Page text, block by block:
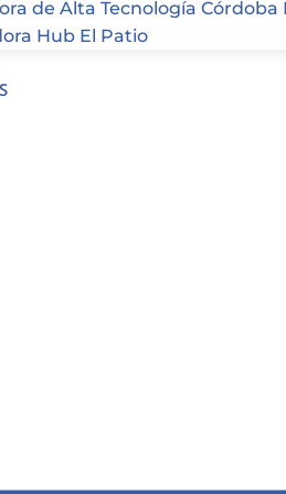
de Alta Tecnología Córdoba
Hub El Patio